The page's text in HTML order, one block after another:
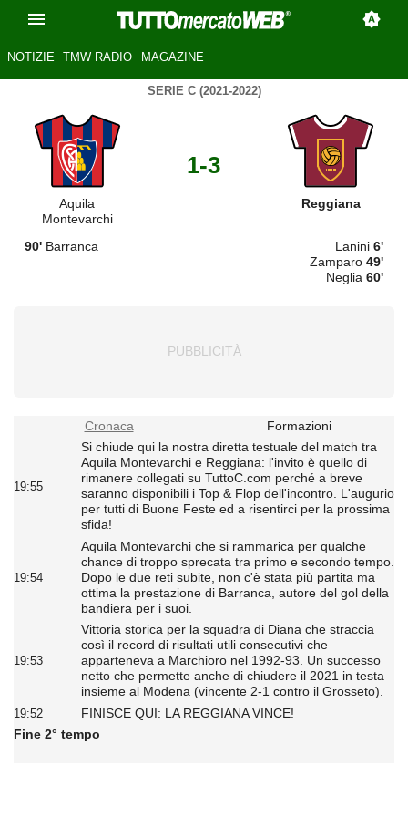
NOTIZIE TMW RADIO MAGAZINE
SERIE C (2021-2022)
Aquila
Montevarchi
1-3
Reggiana
90' Barranca Lanini 6'
Zamparo 49'
Neglia 60'
Cronaca Formazioni
19:55
Si chiude qui la nostra diretta testuale del match tra
Aquila Montevarchi e Reggiana: l'invito è quello di
rimanere collegati su TuttoC.com perché a breve
saranno disponibili i Top & Flop dell'incontro. L'augurio
per tutti di Buone Feste ed a risentirci per la prossima
sfida!
19:54
Aquila Montevarchi che si rammarica per qualche
chance di troppo sprecata tra primo e secondo tempo.
Dopo le due reti subite, non c'è stata più partita ma
ottima la prestazione di Barranca, autore del gol della
bandiera per i suoi.
19:53
Vittoria storica per la squadra di Diana che straccia
così il record di risultati utili consecutivi che
apparteneva a Marchioro nel 1992-93. Un successo
netto che permette anche di chiudere il 2021 in testa
insieme al Modena (vincente 2-1 contro il Grosseto).
19:52
FINISCE QUI: LA REGGIANA VINCE!
Fine 2° tempo